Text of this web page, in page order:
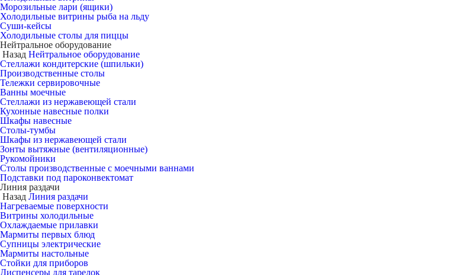
Морозильные лари (ящики)
Холодильные витрины рыба на льду
Суши-кейсы
Холодильные столы для пиццы
Нейтральное оборудование
Назад Нейтральное оборудование
Стеллажи кондитерские (шпильки)
Производственные столы
Тележки сервировочные
Ванны моечные
Стеллажи из нержавеющей стали
Кухонные навесные полки
Шкафы навесные
Столы-тумбы
Шкафы из нержавеющей стали
Зонты вытяжные (вентиляционные)
Рукомойники
Столы производственные с моечными ваннами
Подставки под пароконвектомат
Линия раздачи
Назад Линия раздачи
Нагреваемые поверхности
Витрины холодильные
Охлаждаемые прилавки
Мармиты первых блюд
Супницы электрические
Мармиты настольные
Стойки для приборов
Диспенсеры для тарелок